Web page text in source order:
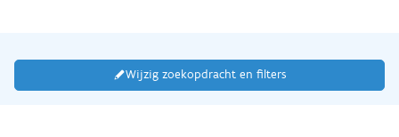
Wijzig zoekopdracht en filters